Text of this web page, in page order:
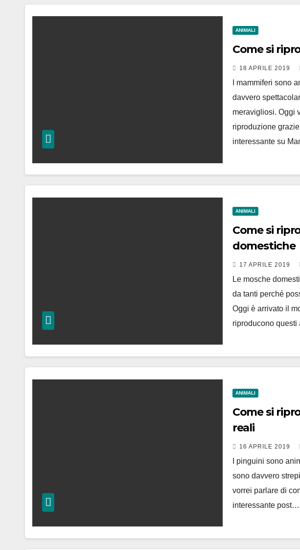
ANIMALI
Come si
18 APRILE 2019
I mammiferi sono
davvero
meravigliosi. Oggi
riproduzione
interessante su
ANIMALI
Come si
domestiche
17 APRILE 2019
Le mosche
da tanti perché
Oggi è arrivato il
riproducono
ANIMALI
Come si
reali
16 APRILE 2019
I pinguini sono
sono davvero
vorrei parlare di
interessante post…